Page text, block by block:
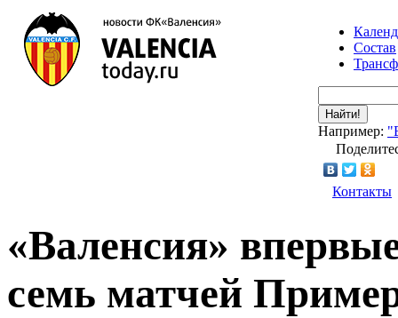
Состав
Найти!
Например:
Контакты
«Валенсия»
семь матчей